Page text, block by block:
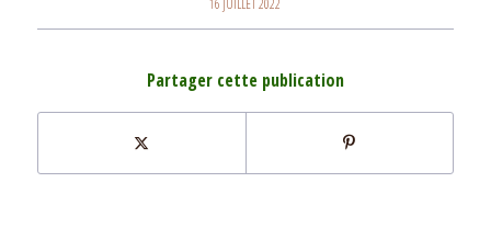
16 JUILLET 2022
Partager cette publication